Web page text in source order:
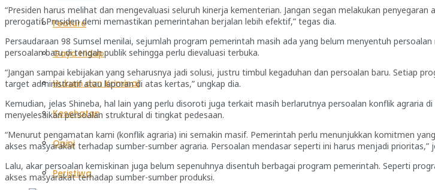
Feature
Gaya Hidup
Hukum dan Kriminal
Kesehatan
Opini
Peristiwa
“Presiden harus melihat dan mengevaluasi seluruh kinerja kementerian. Jangan segan melakukan
prerogatif Presiden demi memastikan pemerintahan berjalan lebih efektif,” tegas dia.
Persaudaraan 98 Sumsel menilai, sejumlah program pemerintah masih ada yang belum menyentuh
persoalan baru di tengah publik sehingga perlu dievaluasi terbuka.
“Jangan sampai kebijakan yang seharusnya jadi solusi, justru timbul kegaduhan dan persoalan baru. Setiap
target administratif atau laporan di atas kertas,” ungkap dia.
Kemudian, jelas Shineba, hal lain yang perlu disoroti juga terkait masih berlarutnya persoalan konflik agraria
menyelesaikan persoalan struktural di tingkat pedesaan.
“Menurut pengamatan kami (konflik agraria) ini semakin masif. Pemerintah perlu menunjukkan komitmen
akses masyarakat terhadap sumber-sumber agraria. Persoalan mendasar seperti ini harus menjadi prioritas,”
Lalu, akar persoalan kemiskinan juga belum sepenuhnya disentuh berbagai program pemerintah. Seperti
akses masyarakat terhadap sumber-sumber produksi.